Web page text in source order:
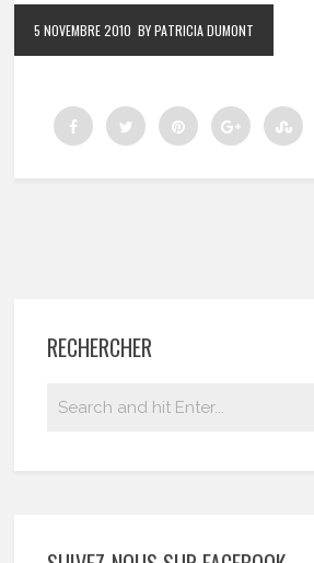
5 NOVEMBRE 2010 BY PATRICIA DUMONT
RECHERCHER